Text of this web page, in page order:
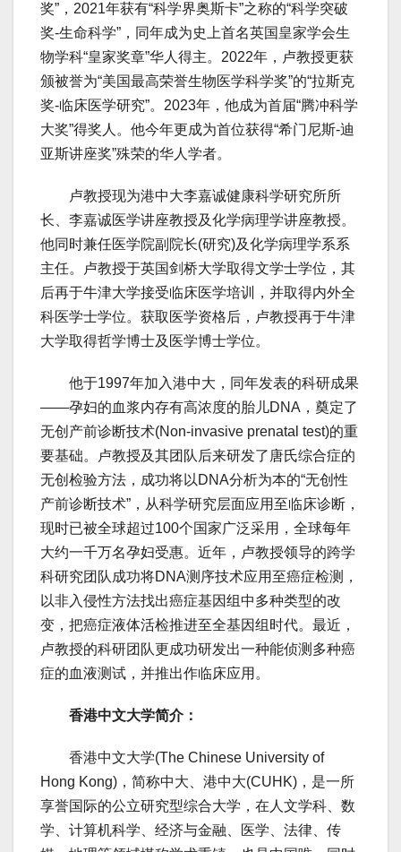
奖”，2021年获有“科学界奥斯卡”之称的“科学突破
奖-生命科学”，同年成为史上首名英国皇家学会生
物学科“皇家奖章”华人得主。2022年，卢教授更获
颁被誉为“美国最高荣誉生物医学科学奖”的“拉斯克
奖-临床医学研究”。2023年，他成为首届“腾冲科学
大奖”得奖人。他今年更成为首位获得“希门尼斯-迪
亚斯讲座奖”殊荣的华人学者。
卢教授现为港中大李嘉诚健康科学研究所所
长、李嘉诚医学讲座教授及化学病理学讲座教授。
他同时兼任医学院副院长(研究)及化学病理学系系
主任。卢教授于英国剑桥大学取得文学士学位，其
后再于牛津大学接受临床医学培训，并取得内外全
科医学士学位。获取医学资格后，卢教授再于牛津
大学取得哲学博士及医学博士学位。
他于1997年加入港中大，同年发表的科研成果
——孕妇的血浆内存有高浓度的胎儿DNA，奠定了
无创产前诊断技术(Non-invasive prenatal test)的重
要基础。卢教授及其团队后来研发了唐氏综合症的
无创检验方法，成功将以DNA分析为本的“无创性
产前诊断技术”，从科学研究层面应用至临床诊断，
现时已被全球超过100个国家广泛采用，全球每年
大约一千万名孕妇受惠。近年，卢教授领导的跨学
科研究团队成功将DNA测序技术应用至癌症检测，
以非入侵性方法找出癌症基因组中多种类型的改
变，把癌症液体活检推进至全基因组时代。最近，
卢教授的科研团队更成功研发出一种能侦测多种癌
症的血液测试，并推出作临床应用。
香港中文大学简介：
香港中文大学(The Chinese University of
Hong Kong)，简称中大、港中大(CUHK)，是一所
享誉国际的公立研究型综合大学，在人文学科、数
学、计算机科学、经济与金融、医学、法律、传